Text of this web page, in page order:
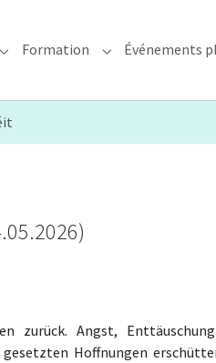
& Pastorale"
Submenu for "Solidarité"
Formation Submenu for
Événements
zurück. Angst,
Hoffnungen